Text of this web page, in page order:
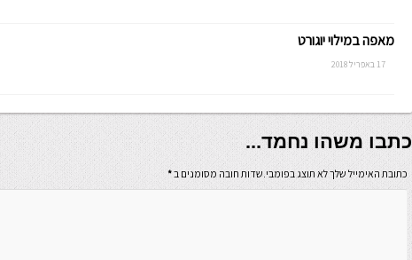
מאפה במילוי יוגורט
17 באפריל 2018
כתבו משהו נחמד...
כתובת האימייל שלך לא תוצג בפומבי.שדות חובה מסומנים ב*